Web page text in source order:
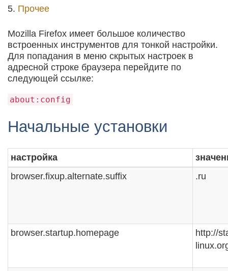
Прочее
Mozilla Firefox имеет большое количество
встроенных инструментов для тонкой настройки.
Для попадания в меню скрытых настроек в
адресной строке браузера перейдите по
следующей ссылке:
about:config
Начальные установки
настройка
browser.fixup.alternate.suffix
.ru
browser.startup.homepage
http://